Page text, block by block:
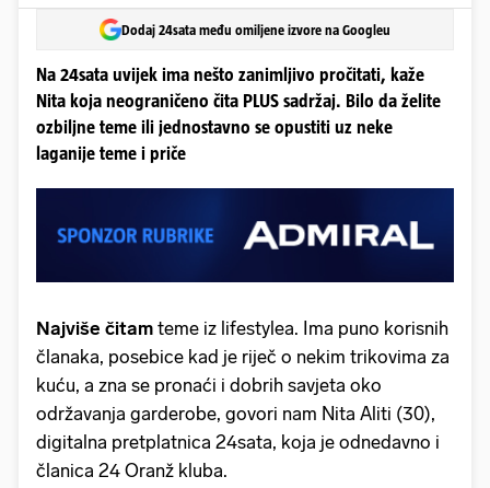
Dodaj 24sata među omiljene izvore na Googleu
Na 24sata uvijek ima nešto zanimljivo pročitati, kaže
Nita koja neograničeno čita PLUS sadržaj. Bilo da želite
ozbiljne teme ili jednostavno se opustiti uz neke
laganije teme i priče
Najviše čitam teme iz lifestylea. Ima puno korisnih
članaka, posebice kad je riječ o nekim trikovima za
kuću, a zna se pronaći i dobrih savjeta oko
održavanja garderobe, govori nam Nita Aliti (30),
digitalna pretplatnica 24sata, koja je odnedavno i
članica 24 Oranž kluba.